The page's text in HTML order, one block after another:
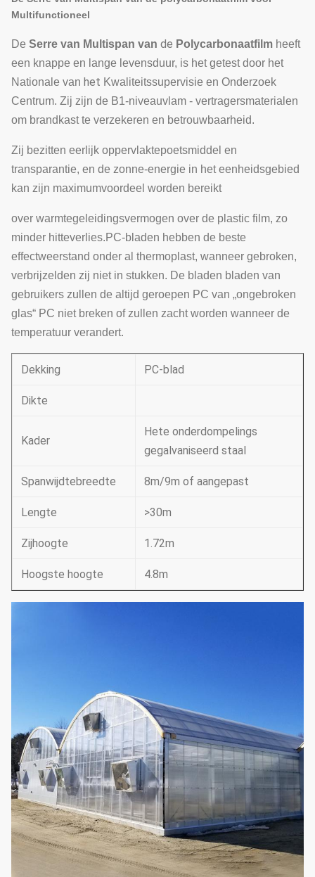
Multifunctioneel
De Serre van Multispan van de Polycarbonaatfilm heeft
een knappe en lange levensduur, is het getest door het
Nationale van het Kwaliteitssupervisie en Onderzoek
Centrum. Zij zijn de B1-niveauvlam - vertragersmaterialen
om brandkast te verzekeren en betrouwbaarheid.
Zij bezitten eerlijk oppervlaktepoetsmiddel en
transparantie, en de zonne-energie in het eenheidsgebied
kan zijn maximumvoordeel worden bereikt
over warmtegeleidingsvermogen over de plastic film, zo
minder hitteverlies.PC-bladen hebben de beste
effectweerstand onder al thermoplast, wanneer gebroken,
verbrijzelden zij niet in stukken. De bladen bladen van
gebruikers zullen de altijd geroepen PC van „ongebroken
glas“ PC niet breken of zullen zacht worden wanneer de
temperatuur verandert.
Dekking PC-blad
Dikte
Kader
Hete onderdompelings
gegalvaniseerd staal
Spanwijdtebreedte 8m/9m of aangepast
Lengte >30m
Zijhoogte 1.72m
Hoogste hoogte 4.8m